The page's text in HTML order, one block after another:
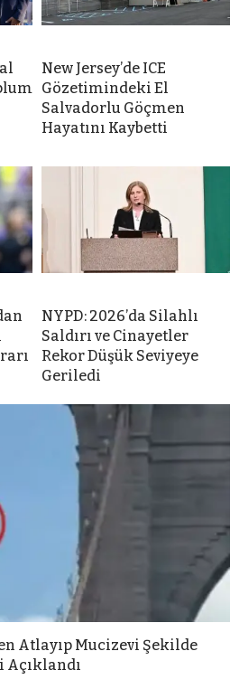
New Jersey’de ICE
Gözetimindeki El
Salvadorlu Göçmen
Hayatını Kaybetti
NYPD: 2026’da Silahlı
Saldırı ve Cinayetler
Rekor Düşük Seviyeye
Geriledi
Atlayıp Mucizevi Şekilde
Açıklandı